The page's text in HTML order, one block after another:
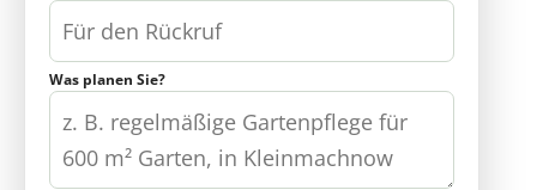
Was planen Sie?